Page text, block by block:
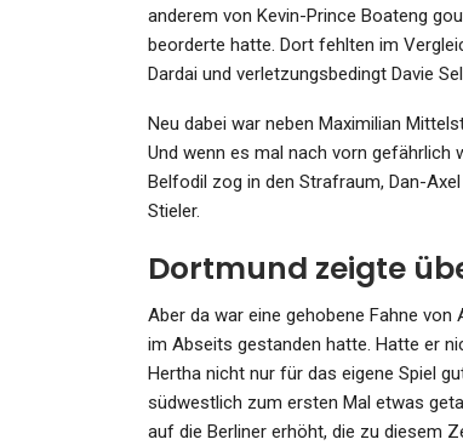
anderem von Kevin-Prince Boateng
beorderte hatte. Dort fehlten im
Dardai und verletzungsbedingt Davie
Neu dabei war neben Maximilian
Und wenn es mal nach vorn gefährlich
Belfodil zog in den Strafraum, Dan-
Stieler.
Dortmund zeigte
Aber da war eine gehobene Fahne
im Abseits gestanden hatte. Hatte er
Hertha nicht nur für das eigene Spiel
südwestlich zum ersten Mal etwas
auf die Berliner erhöht, die zu diesem